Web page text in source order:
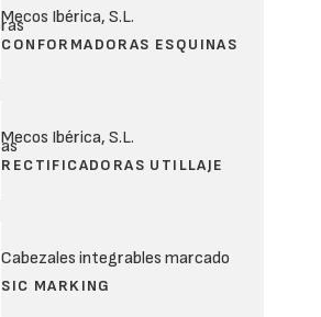
Mecos Ibérica, S.L.
CONFORMADORAS ESQUINAS
Mecos Ibérica, S.L.
RECTIFICADORAS UTILLAJE
Cabezales integrables marcado
SIC MARKING